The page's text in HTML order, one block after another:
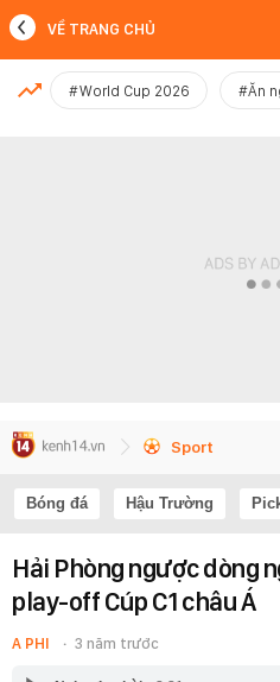
MỚI NHẤT
VỀ TRANG CHỦ
#World Cup 2026 #Ăn
Sport
Bóng đá Hậu Trường
Hải Phòng ngược dòng
play-off Cúp C1 châu Á
A PHI 3 năm trước